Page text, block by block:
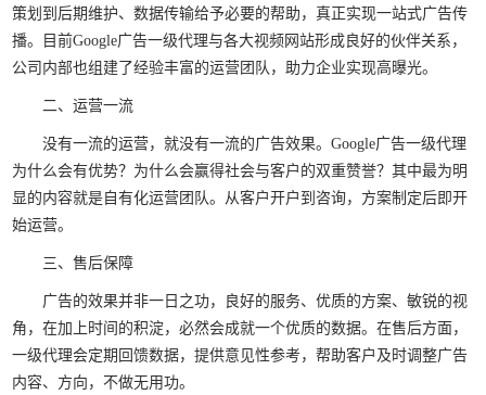
策划到后期维护、数据传输给予必要的帮助，真正实现一站式广告传
播。目前Google广告一级代理与各大视频网站形成良好的伙伴关系，
公司内部也组建了经验丰富的运营团队，助力企业实现高曝光。
二、运营一流
没有一流的运营，就没有一流的广告效果。Google广告一级代理
为什么会有优势？为什么会赢得社会与客户的双重赞誉？其中最为明
显的内容就是自有化运营团队。从客户开户到咨询，方案制定后即开
始运营。
三、售后保障
广告的效果并非一日之功，良好的服务、优质的方案、敏锐的视
角，在加上时间的积淀，必然会成就一个优质的数据。在售后方面，
一级代理会定期回馈数据，提供意见性参考，帮助客户及时调整广告
内容、方向，不做无用功。